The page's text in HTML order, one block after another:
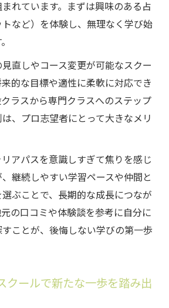
に近づく占いスクール見極め術
ル比較で納得できる選択をする
ル選びに必要な自己分析の進め
占いスクール活用のメリット
ルで身につく転職向けスキルと
役立つ占いスクール活用法を解
ル卒業後の転職活動成功例
れています。まずは興味のある占
など）を体験し、無理なく学び始
直しやコース変更が可能なスクー
的な目標や適性に柔軟に対応でき
ラスから専門クラスへのステップ
、プロ志望者にとって大きなメリ
アパスを意識しすぎて焦りを感じ
継続しやすい学習ペースや仲間と
ぶことで、長期的な成長につなが
の口コミや体験談を参考に自分に
ことが、後悔しない学びの第一歩
クールで新たな一歩を踏み出